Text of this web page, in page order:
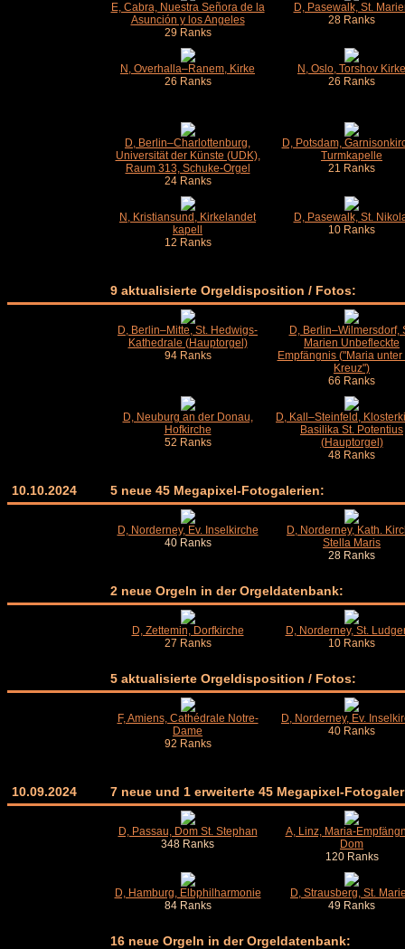
E, Cabra, Nuestra Señora de la
Asunción y los Angeles
29 Ranks
D, Pasewalk, St.
28 Ranks
N, Overhalla–Ranem, Kirke
26 Ranks
N, Oslo, Torshov Kirke
26 Ranks
D, Berlin–Charlottenburg,
Universität der Künste (UDK),
Raum 313, Schuke-Orgel
24 Ranks
D, Potsdam,
Turmkapelle
21 Ranks
N, Kristiansund, Kirkelandet
kapell
12 Ranks
D, Pasewalk, St.
10 Ranks
9 aktualisierte Orgeldisposition / Fotos:
D, Berlin–Mitte, St. Hedwigs-
Kathedrale (Hauptorgel)
94 Ranks
D, Berlin–Wilmersdorf,
Marien Unbefleckte
Empfängnis ("Maria unter
Kreuz")
66 Ranks
D, Neuburg an der Donau,
Hofkirche
52 Ranks
D, Kall–Steinfeld,
Basilika St. Potentius
(Hauptorgel)
48 Ranks
10.10.2024 5 neue 45 Megapixel-Fotogalerien:
D, Norderney, Ev. Inselkirche
40 Ranks
D, Norderney, Kath.
Stella Maris
28 Ranks
2 neue Orgeln in der Orgeldatenbank:
D, Zettemin, Dorfkirche
27 Ranks
D, Norderney, St.
10 Ranks
5 aktualisierte Orgeldisposition / Fotos:
F, Amiens, Cathédrale Notre-
Dame
92 Ranks
D, Norderney, Ev.
40 Ranks
10.09.2024 7 neue und 1 erweiterte 45 Megapixel-
D, Passau, Dom St. Stephan
348 Ranks
A, Linz, Maria-
Dom
120 Ranks
D, Hamburg, Elbphilharmonie
84 Ranks
D, Strausberg, St.
49 Ranks
16 neue Orgeln in der Orgeldatenbank: